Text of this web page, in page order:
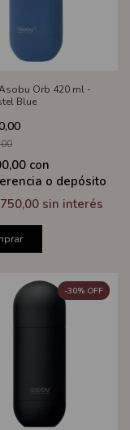
Orb 420 ml -
Blue
con
o depósito
sin interés
-30% OFF